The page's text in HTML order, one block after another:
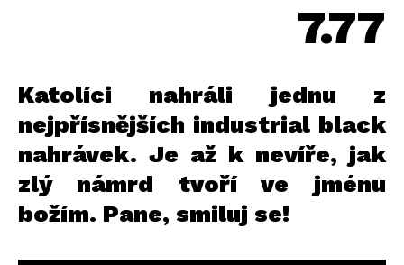
7.77
Katolíci nahráli jednu z
nejpřísnějších industrial black
nahrávek. Je až k nevíře, jak
zlý námrd tvoří ve jménu
božím. Pane, smiluj se!